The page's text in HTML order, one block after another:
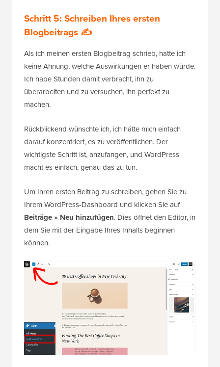
Schritt 5: Schreiben Ihres ersten
Blogbeitrags ✍️
Als ich meinen ersten Blogbeitrag schrieb, hatte ich
keine Ahnung, welche Auswirkungen er haben würde.
Ich habe Stunden damit verbracht, ihn zu
überarbeiten und zu versuchen, ihn perfekt zu
machen.
Rückblickend wünschte ich, ich hätte mich einfach
darauf konzentriert, es zu veröffentlichen. Der
wichtigste Schritt ist, anzufangen, und WordPress
macht es einfach, genau das zu tun.
Um Ihren ersten Beitrag zu schreiben, gehen Sie zu
Ihrem WordPress-Dashboard und klicken Sie auf
Beiträge » Neu hinzufügen. Dies öffnet den Editor, in
dem Sie mit der Eingabe Ihres Inhalts beginnen
können.